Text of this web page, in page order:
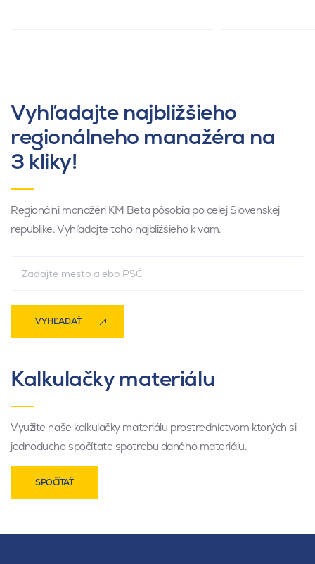
Vyhľadajte najbližšieho
regionálneho manažéra na
3 kliky!
Regionálni manažéri KM Beta pôsobia po celej Slovenskej
republike. Vyhľadajte toho najbližšieho k vám.
VYHĽADAŤ
Kalkulačky materiálu
Využite naše kalkulačky materiálu prostredníctvom ktorých si
jednoducho spočítate spotrebu daného materiálu.
SPOČÍTAŤ